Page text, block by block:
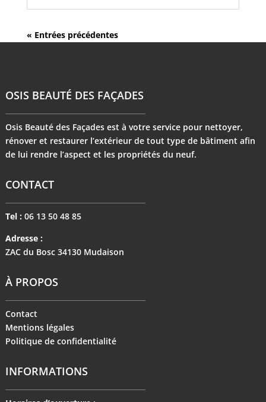
« Entrées précédentes
OSIS BEAUTÉ DES FAÇADES
Osis Beauté des Façades est à votre service pour nettoyer,
rénover et restaurer l’extérieur de tout type de bâtiment afin
de lui rendre l’aspect et les propriétés du neuf.
CONTACT
Tel : 06 13 50 48 85
Adresse :
ZAC du Bosc 34130 Mudaison
À PROPOS
Contact
Mentions légales
Politique de confidentialité
INFORMATIONS